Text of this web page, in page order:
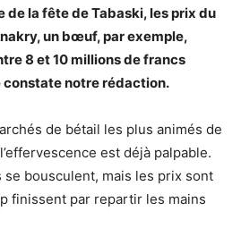
de la fête de Tabaski, les prix du
un bœuf, par exemple,
8 et 10 millions de francs
constate notre rédaction.
de bétail les plus animés de
est déjà palpable.
bousculent, mais les prix sont
finissent par repartir les mains